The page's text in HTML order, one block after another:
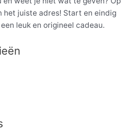
het juiste adres! Start en eindig
leuk en origineel cadeau.